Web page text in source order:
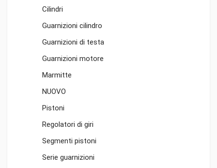
Cilindri
Guarnizioni cilindro
Guarnizioni di testa
Guarnizioni motore
Marmitte
NUOVO
Pistoni
Regolatori di giri
Segmenti pistoni
Serie guarnizioni